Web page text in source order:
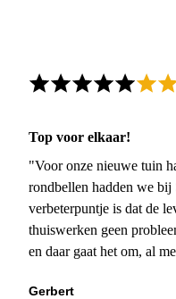
Top voor elkaar!
"Voor onze nieuwe tuin
rondbellen hadden we bij
verbeterpuntje is dat de
thuiswerken geen
en daar gaat het om, al
Gerbert